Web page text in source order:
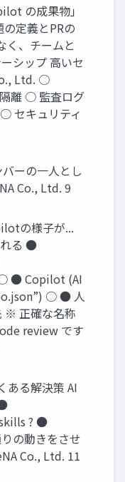
の成果物」
定義とPRの
、チームと
シップ 高いセ
Ltd. ○
離 ○ 監査ログ
セキュリティ
ーの一人とし
Co., Ltd. 9
の様子が...
れる ●
● Copilot (AI
○ ● 人
※ 正確な名称
review です
ある解決策 AI
? ●
の動きをさせ
Co., Ltd. 11